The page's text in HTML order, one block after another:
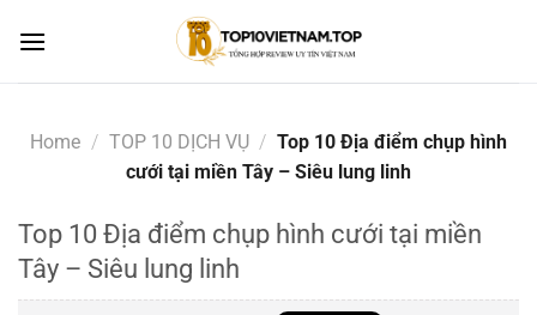
Home / TOP 10 DỊCH VỤ / Top 10 Địa điểm chụp hình
cưới tại miền Tây – Siêu lung linh
Top 10 Địa điểm chụp hình cưới tại miền
Tây – Siêu lung linh